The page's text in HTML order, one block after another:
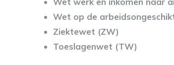
Wet op de
Ziektewet (ZW)
Toeslagenwet (TW)